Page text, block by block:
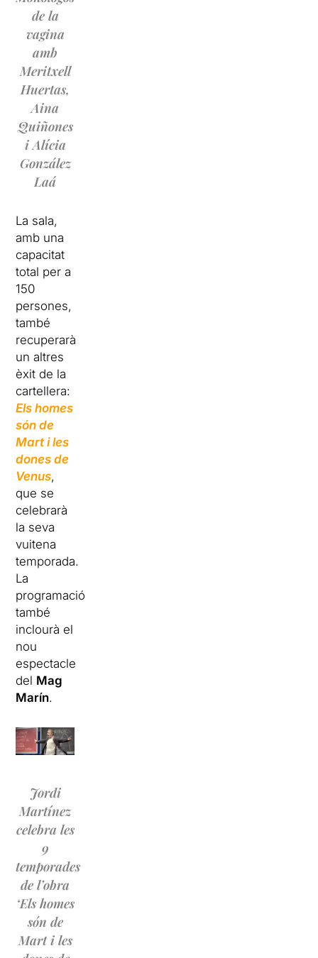
de la
vagina
amb
Meritxell
Huertas,
Aina
Quiñones
i Alícia
González
Laá
La sala,
amb una
capacitat
total per a
150
persones,
també
recuperarà
un altres
èxit de la
cartellera:
Els homes
són de
Mart i les
dones de
Venus,
que se
celebrarà
la seva
vuitena
temporada.
La
programació
també
inclourà el
nou
espectacle
del Mag
Marín.
Jordi
Martínez
celebra les
9
temporades
de l’obra
‘Els homes
són de
Mart i les